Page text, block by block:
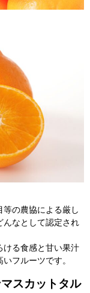
の農協による厳し
んなとして認定され
ける食感と甘い果汁
フルーツです。
スカットタル